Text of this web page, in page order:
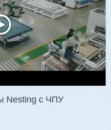
мм
Nesting с ЧПУ